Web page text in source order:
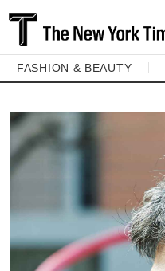
FASHION & BEAUTY